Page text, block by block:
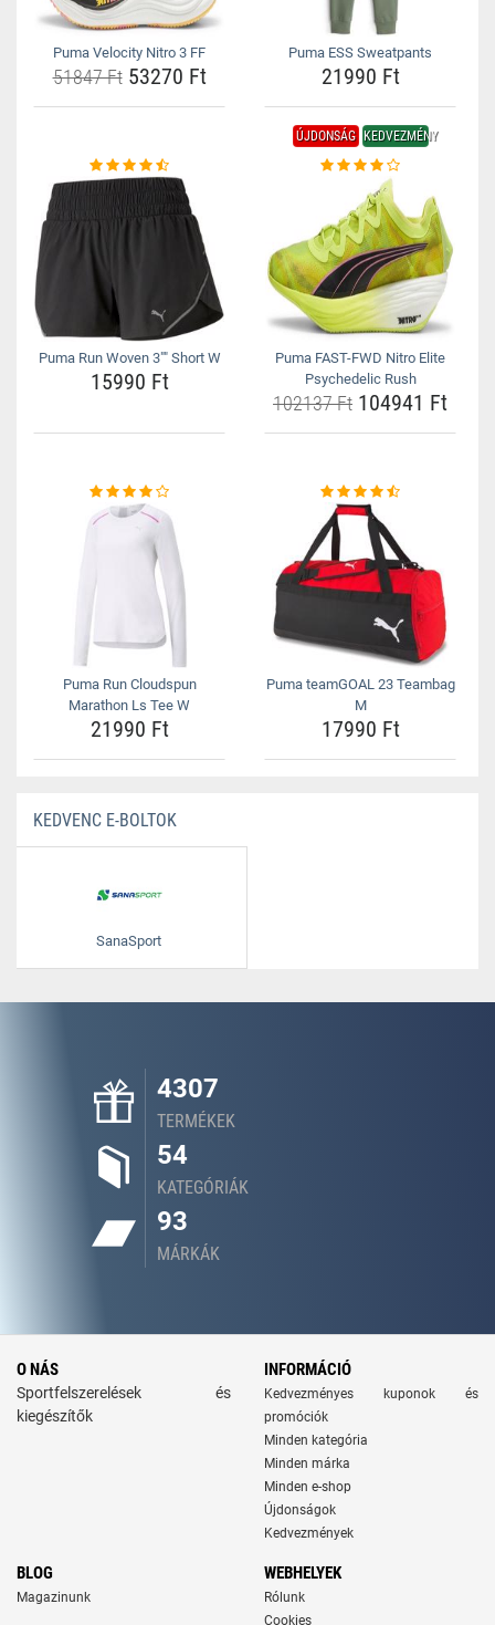
Puma Velocity Nitro 3 FF
51847 Ft53270 Ft
Puma ESS Sweatpants
21990 Ft
Puma Run Woven 3"" Short W
15990 Ft
ÚJDONSÁG KEDVEZMÉNY
Puma FAST-FWD Nitro Elite
Psychedelic Rush
102137 Ft 104941 Ft
Puma Run Cloudspun
Marathon Ls Tee W
21990 Ft
Puma teamGOAL 23 Teambag
M
17990 Ft
KEDVENC E-BOLTOK
SanaSport
4307
TERMÉKEK
54
KATEGÓRIÁK
93
MÁRKÁK
O NÁS
Sportfelszerelések és
kiegészítők
INFORMÁCIÓ
Kedvezményes kuponok és
promóciók
Minden kategória
Minden márka
Minden e-shop
Újdonságok
Kedvezmények
BLOG
Magazinunk
WEBHELYEK
Rólunk
Cookies